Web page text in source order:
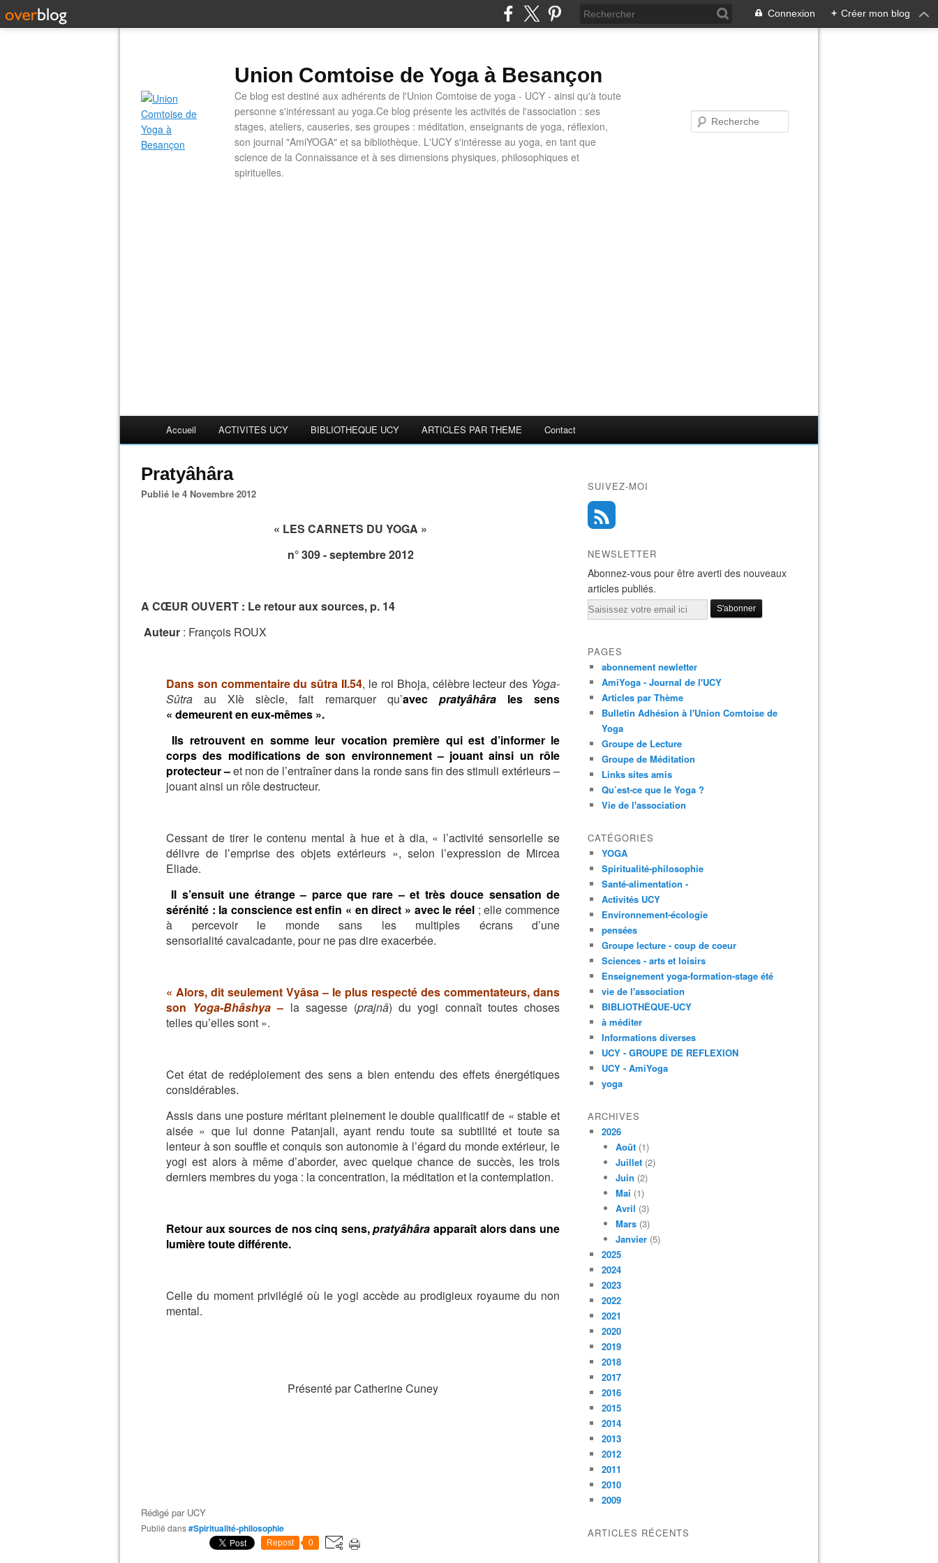
Connexion + Créer mon blog
Union Comtoise de Yoga à Besançon
Ce blog est destiné aux adhérents de l'Union Comtoise de yoga - UCY - ainsi qu'à toute
personne s'intéressant au yoga.Ce blog présente les activités de l'association : ses
stages, ateliers, causeries, ses groupes : méditation, enseignants de yoga, réflexion,
son journal "AmiYOGA" et sa bibliothèque. L'UCY s'intéresse au yoga, en tant que
science de la Connaissance et à ses dimensions physiques, philosophiques et
spirituelles.
Accueil ACTIVITES UCY BIBLIOTHEQUE UCY ARTICLES PAR THEME Contact
Pratyâhâra
Publié le 4 Novembre 2012
« LES CARNETS DU YOGA »
n° 309 - septembre 2012
A CŒUR OUVERT : Le retour aux sources, p. 14
Auteur : François ROUX
Dans son commentaire du sûtra II.54, le roi Bhoja, célèbre lecteur des Yoga-
Sûtra au XIè siècle, fait remarquer qu’avec pratyâhâra
les sens
« demeurenten eux-mêmes ».
Ils retrouvent en somme leur vocation première qui est d’informer le
corpsdes modifications de son environnement – jouant ainsi un rôle
protecteur –et non de l’entraîner dans la rondesans fin des stimuli extérieurs –
jouant ainsi un rôledestructeur.
Cessant de tirer le contenu mental à hue et à dia, « l’activité sensorielle se
délivre de l’emprise des objets extérieurs », selon l’expression de Mircea
Eliade.
Il s’ensuit une étrange – parce que rare – et très douce sensation de
sérénité : la conscience est enfin « en direct » avec le réel ; elle commence
à percevoir le monde sans les multiples écrans d’une
sensorialitécavalcadante, pour ne pas dire exacerbée.
« Alors, dit seulement Vyâsa – le plus respecté des commentateurs, dans
son Yoga-Bhâshya – la sagesse (prajnâ) du yogi connaît toutes choses
tellesqu’elles sont ».
Cet état de redéploiement des sens a bien entendu des effets énergétiques
considérables.
Assis dans une posture méritant pleinement le double qualificatifde « stable et
aisée » que lui donne Patanjali, ayant rendu toute sa subtilité et toute sa
lenteurà son souffle et conquis son autonomie à l’égarddu monde extérieur, le
yogi est alors à même d’aborder, avec quelque chance de succès, les trois
derniers membres du yoga : la concentration, la méditation et la contemplation.
Retour aux sources de nos cinq sens, pratyâhâraapparaît alors dans une
lumière toute différente.
Celle du moment privilégié où le yogi accède au prodigieux royaume du non
mental.
Présenté par Catherine Cuney
Rédigé par UCY
Publié dans#Spiritualité-philosophie
Repost 0
SUIVEZ-MOI
NEWSLETTER
Abonnez-vous pour être averti des nouveaux
articles publiés.
Email
PAGES
abonnement newletter
AmiYoga - Journal de l'UCY
Articles par Thème
Bulletin Adhésion à l'Union Comtoise de
Yoga
Groupe de Lecture
Groupe de Méditation
Links sites amis
Qu’est-ce que le Yoga ?
Vie de l'association
CATÉGORIES
YOGA
Spiritualité-philosophie
Santé-alimentation -
Activités UCY
Environnement-écologie
pensées
Groupe lecture - coup de coeur
Sciences - arts et loisirs
Enseignement yoga-formation-stage été
vie de l'association
BIBLIOTHÈQUE-UCY
à méditer
Informations diverses
UCY - GROUPE DE REFLEXION
UCY - AmiYoga
yoga
ARCHIVES
2026
Août (1)
Juillet (2)
Juin (2)
Mai (1)
Avril (3)
Mars (3)
Janvier (5)
2025
2024
2023
2022
2021
2020
2019
2018
2017
2016
2015
2014
2013
2012
2011
2010
2009
ARTICLES RÉCENTS